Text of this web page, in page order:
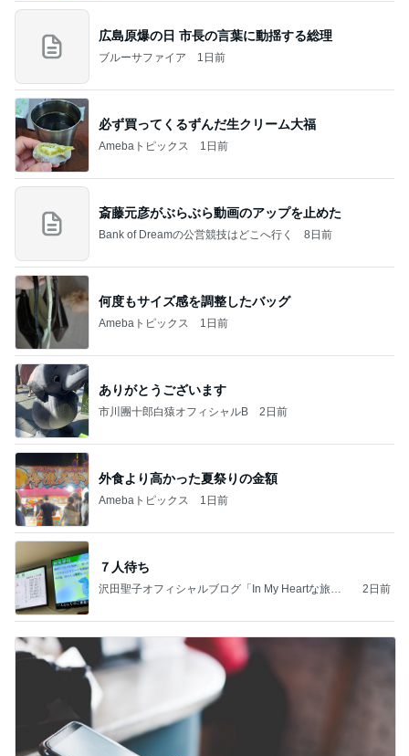
広島原爆の日 市長の言葉に動揺する総理
ブルーサファイア 1日前
必ず買ってくるずんだ生クリーム大福
Amebaトピックス 1日前
斎藤元彦がぶらぶら動画のアップを止めた
Bank of Dreamの公営競技はどこへ行く 8日前
何度もサイズ感を調整したバッグ
Amebaトピックス 1日前
ありがとうございます
市川團十郎白猿オフィシャルB 2日前
外食より高かった夏祭りの金額
Amebaトピックス 1日前
７人待ち
沢田聖子オフィシャルブログ「In My Heartな旅日
2日前